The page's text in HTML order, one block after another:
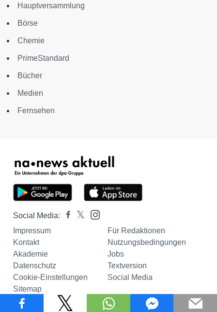
Hauptversammlung
Börse
Chemie
PrimeStandard
Bücher
Medien
Fernsehen
Social Media:
Impressum
Für Redaktionen
Kontakt
Nutzungsbedingungen
Akademie
Jobs
Datenschutz
Textversion
Cookie-Einstellungen
Social Media
Sitemap